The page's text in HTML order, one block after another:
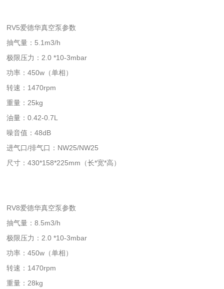
RV5爱德华真空泵参数
抽气量：5.1m3/h
极限压力：2.0 *10-3mbar
功率：450w（单相）
转速：1470rpm
重量：25kg
油量：0.42-0.7L
噪音值：48dB
进气口/排气口：NW25/NW25
尺寸：430*158*225mm（长*宽*高）
RV8爱德华真空泵参数
抽气量：8.5m3/h
极限压力：2.0 *10-3mbar
功率：450w（单相）
转速：1470rpm
重量：28kg